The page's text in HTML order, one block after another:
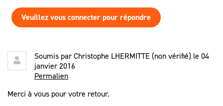
Veuillez vous connecter pour répondre
Soumis parChristophe LHERMITTE (non vérifié) le 04
janvier 2016
Permalien
Merci à vous pour votre retour.